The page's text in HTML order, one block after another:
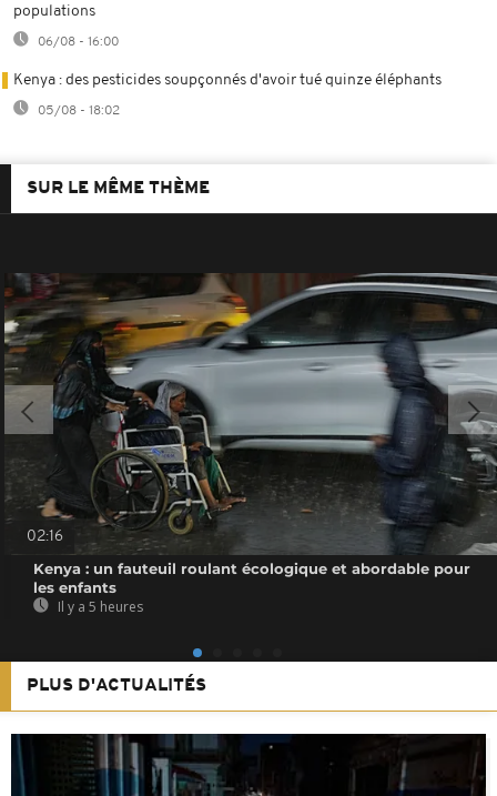
populations
06/08 - 16:00
Kenya : des pesticides soupçonnés d'avoir tué quinze éléphants
05/08 - 18:02
SUR LE MÊME THÈME
02:16
Kenya : un fauteuil roulant écologique et abordable pour
les enfants
Il y a 5 heures
PLUS D'ACTUALITÉS